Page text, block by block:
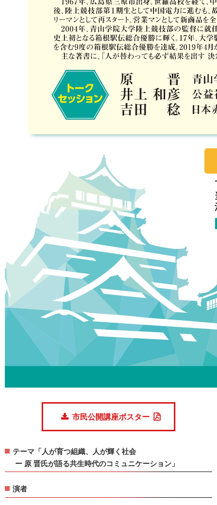
市民公開講座ポスター
テーマ「人が育つ組織、人が輝く社会
ー 原 晋氏が語る共生時代のコミュニケーション」
演者